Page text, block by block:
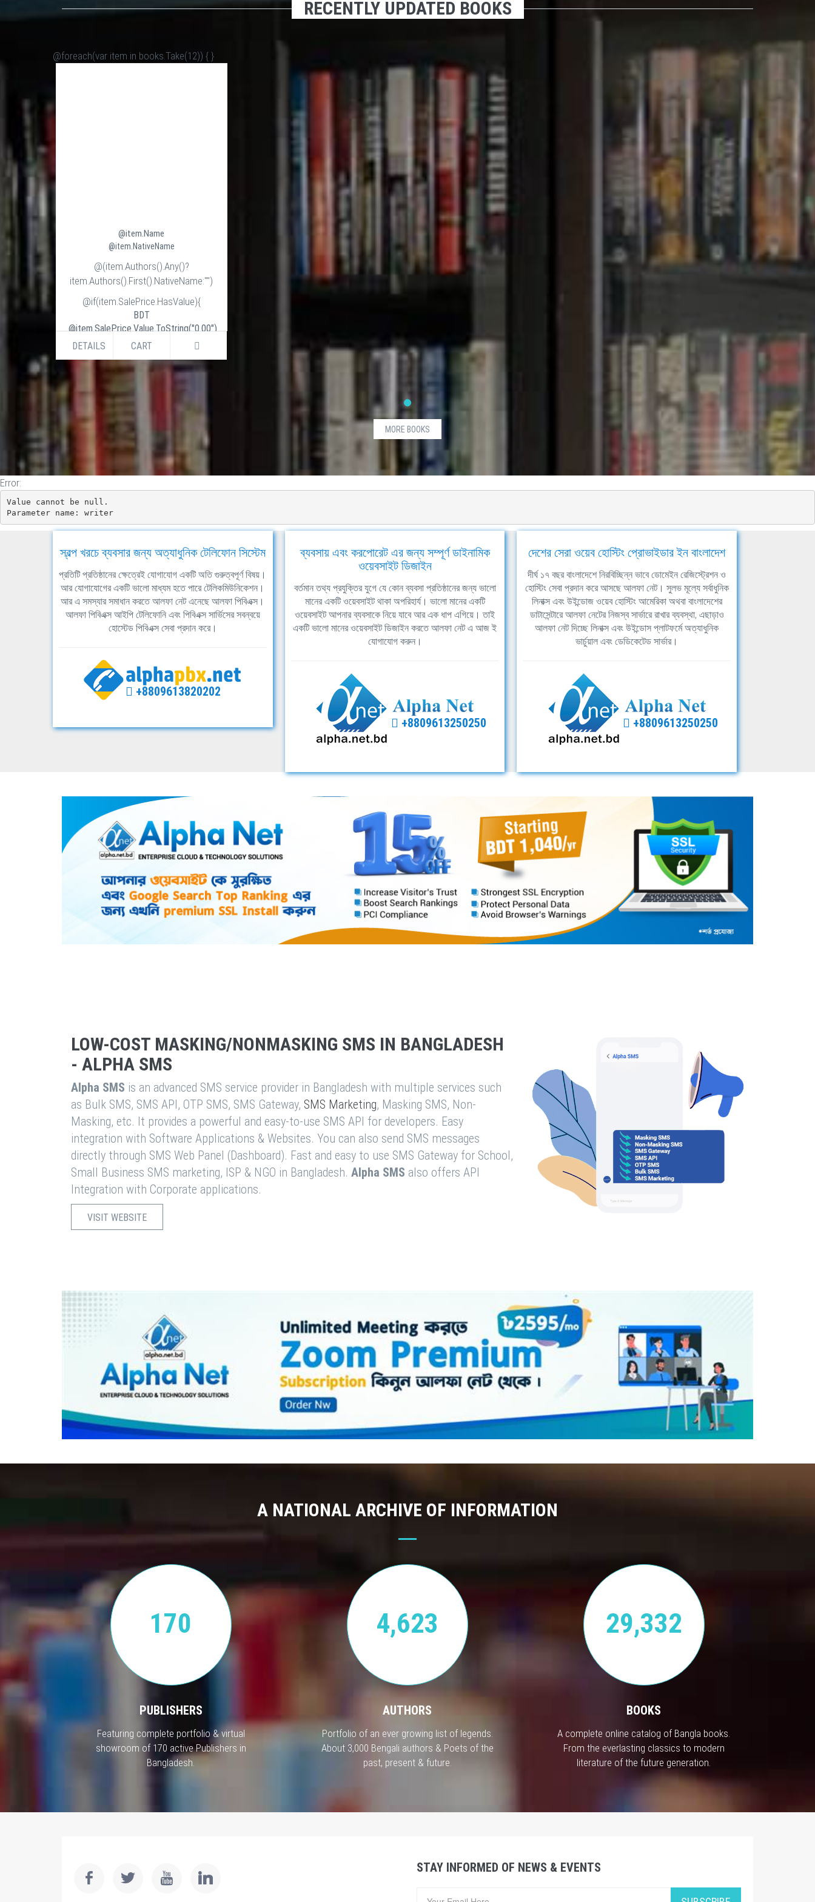
RECENTLY UPDATED BOOKS
@foreach(var item in books.Take(12)) { }
@item.Name
@item.NativeName
@(item.Authors().Any()?
item.Authors().First().NativeName:"")
@if(item.SalePrice.HasValue){
BDT
@item.SalePrice.Value.ToString("0.00")
BDT
}else if (item.ListPrice.HasValue) {
@item.ListPrice.Value.ToString("0.00")
DETAILS CART
MORE BOOKS
Error:
Value cannot be null.
Parameter name: writer
স্বল্প খরচে ব্যবসার জন্য অত্যাধুনিক টেলিফোন সিস্টেম
প্রতিটি প্রতিষ্ঠানের ক্ষেত্রেই যোগাযোগ একটি অতি গুরুত্বপূর্ণ বিষয়।
আর যোগাযোগের একটি ভালো মাধ্যম হতে পারে টেলিকমিউনিকেশন।
আর এ সমস্যার সমাধান করতে আলফা নেট এনেছে আলফা পিবিএক্স।
আলফা পিবিএক্স আইপি টেলিফোনি এবং পিবিএক্স সার্ভিসের সবন্বয়ে
হোস্টেড পিবিএক্স সেবা প্রদান করে।
+8809613820202
ব্যবসায় এবং করপোরেট এর জন্য সম্পূর্ণ ডাইনামিক
ওয়েবসাইট ডিজাইন
বর্তমান তথ্য প্রযুক্তির যুগে যে কোন ব্যবসা প্রতিষ্ঠানের জন্য ভালো
মানের একটি ওয়েবসাইট থাকা অপরিহার্য। ভালো মানের একটি
ওয়েবসাইট আপনার ব্যবসাকে নিয়ে যাবে আর এক ধাপ এগিয়ে। তাই
একটি ভালো মানের ওয়েবসাইট ডিজাইন করতে আলফা নেট এ আজ ই
যোগাযোগ করুন।
+8809613250250
দেশের সেরা ওয়েব হোস্টিং প্রোভাইডার ইন বাংলাদেশ
দীর্ঘ ১৭ বছর বাংলাদেশে নিরবিচ্ছিন্ন ভাবে ডোমেইন রেজিস্ট্রেশন ও
হোস্টিং সেবা প্রদান করে আসছে আলফা নেট। সুলভ মূল্যে সর্বাধুনিক
লিনাক্স এবং উইন্ডোজ ওয়েব হোস্টিং আমেরিকা অথবা বাংলাদেশের
ডাটাসেন্টারে আলফা নেটের নিজস্ব সার্ভারে রাখার ব্যবস্থা, এছাড়াও
আলফা নেট দিচ্ছে লিনাক্স এবং উইন্ডোস প্লাটফর্মে অত্যাধুনিক
ভার্চুয়াল এবং ডেডিকেটেড সার্ভার।
+8809613250250
LOW-COST MASKING/NONMASKING SMS IN BANGLADESH
- ALPHA SMS
Alpha SMS is an advanced SMS service provider in Bangladesh with multiple services such
as Bulk SMS, SMS API, OTP SMS, SMS Gateway, SMS Marketing, Masking SMS, Non-
Masking, etc. It provides a powerful and easy-to-use SMS API for developers. Easy
integration with Software Applications & Websites. You can also send SMS messages
directly through SMS Web Panel (Dashboard). Fast and easy to use SMS Gateway for School,
Small Business SMS marketing, ISP & NGO in Bangladesh. Alpha SMS also offers API
Integration with Corporate applications.
VISIT WEBSITE
A NATIONAL ARCHIVE OF INFORMATION
170
PUBLISHERS
Featuring complete portfolio & virtual
showroom of 170 active Publishers in
Bangladesh.
4,623
AUTHORS
Portfolio of an ever growing list of legends.
About 3,000 Bengali authors & Poets of the
past, present & future.
29,332
BOOKS
A complete online catalog of Bangla books.
From the everlasting classics to modern
literature of the future generation.
STAY INFORMED OF NEWS & EVENTS